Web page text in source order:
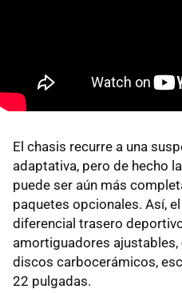
El chasis recurre a una
adaptativa, pero de hecho
puede ser aún más
paquetes opcionales. Así,
diferencial trasero
amortiguadores ajustables,
discos carbocerámicos,
22 pulgadas.